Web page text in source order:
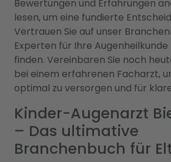
Bewertungen und Erfahrungen
lesen, um eine fundierte
Vertrauen Sie auf unser
Experten für Ihre
finden. Vereinbaren Sie noch
bei einem erfahrenen Facharzt,
optimal zu versorgen und für
Kinder-Augenarzt
– Das ultimative
Branchenbuch für